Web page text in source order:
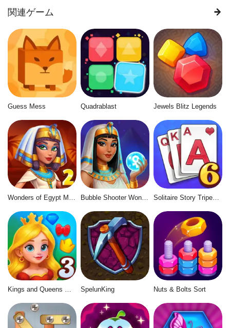
関連ゲーム
Guess Mess Quadrablast Jewels Blitz Legends
Wonders of Egypt Match 2 Bubble Shooter Wonders of Egypt Solitaire Story Tripeaks 6
SpelunKing Nuts & Bolts Sort